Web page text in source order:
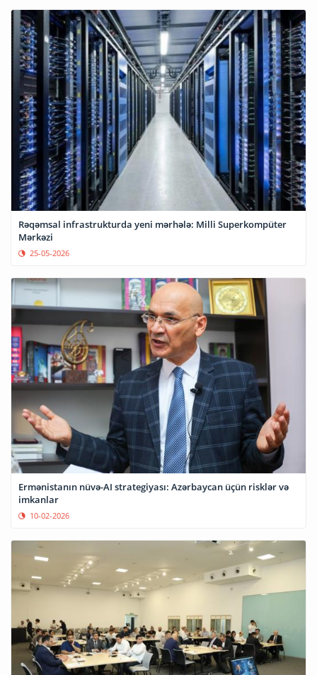
Rəqəmsal infrastrukturda yeni mərhələ: Milli Superkompüter
Mərkəzi
25-05-2026
Ermənistanın nüvə-AI strategiyası: Azərbaycan üçün risklər və
imkanlar
10-02-2026